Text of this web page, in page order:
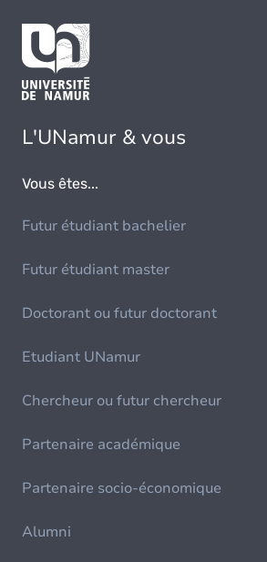
L'UNamur & vous
Vous êtes...
Futur étudiant bachelier
Futur étudiant master
Doctorant ou futur doctorant
Etudiant UNamur
Chercheur ou futur chercheur
Partenaire académique
Partenaire socio-économique
Alumni